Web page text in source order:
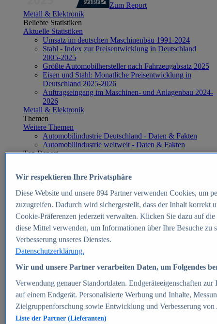
Zum Report
Metall & Elektronik
Beliebte Statistiken
Aktuelle Statistiken
Umsatz im deutschen Maschinenbau 1991-2024
Stahl - Index zur Preisentwicklung in Deutschland
2005-2025
Größte Automobilhersteller nach Fahrzeugabsatz 2025
Eisen und Stahl: Monatliche Preisentwicklung in
Deutschland 2025-2026
Auftragseingang im Maschinen- und Anlagenbau 2024-
2026
Metall & Elektronik
Themen
Weitere Themen
Automobilindustrie Deutschland - Daten & Fakten
Automobilindustrie weltweit - Daten & Fakten
Top Report
Zum Report
E-commerce
Beliebte Statistiken
Aktuelle Statistiken
E-Commerce - Entwicklung des Umsatzes in
Deutschland 1999-2025
Umsatz von Amazon in Deutschland und weltweit
2010-2025
B2C-E-Commerce: Top-50 Online Shops in
Deutschland 2024
Marktanteile von Online-Zahlungsverfahren in
Deutschland 2024
Umsatzstarke Warengruppen im Online-Handel in
Deutschland 2023-2025
Wir respektieren Ihre Privatsphäre
Diese Website und unsere 894Partner verwenden Cookies, um
zuzugreifen. Dadurch wird sichergestellt, dass der Inhalt korrekt
Cookie-Präferenzen jederzeit verwalten. Klicken Sie dazu auf
diese Mittel verwenden, um Informationen über Ihre Besuche
Verbesserung unseres Dienstes.
Datenschutzerklärung.
Wir und unsere Partner verarbeiten Daten, um Folgendes
Verwendung genauer Standortdaten. Endgeräteeigenschaften
auf einem Endgerät. Personalisierte Werbung und Inhalte,
Zielgruppenforschung sowie Entwicklung und Verbesserung von
Liste der Partner (Lieferanten)